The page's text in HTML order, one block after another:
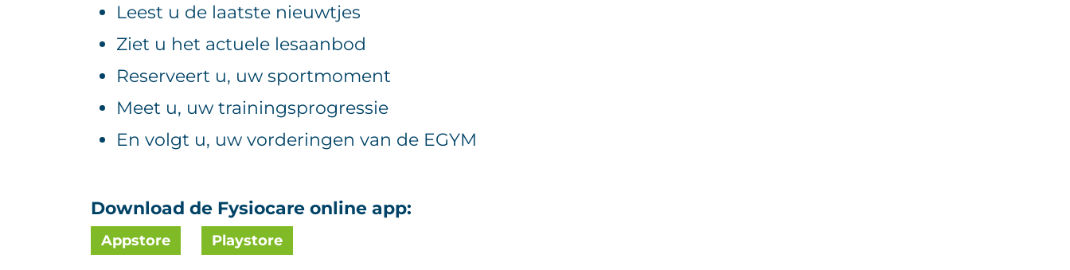
Leest u de laatste nieuwtjes
Ziet u het actuele lesaanbod
Reserveert u, uw sportmoment
Meet u, uw trainingsprogressie
En volgt u, uw vorderingen van de EGYM
Download de Fysiocare online app:
Appstore Playstore